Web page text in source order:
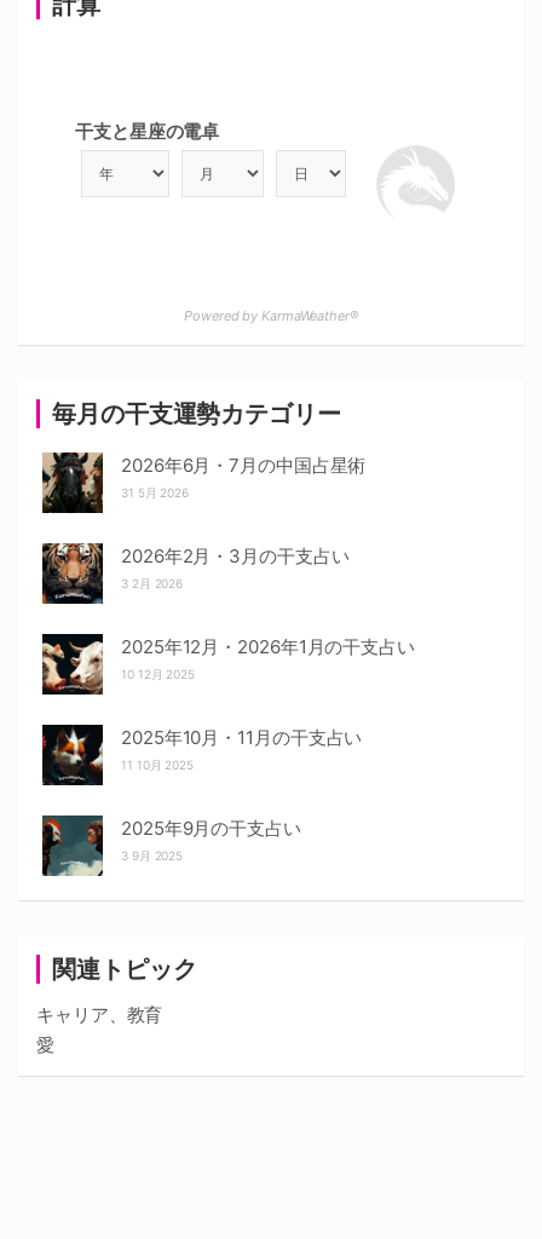
関連トピック
キャリア、教育
愛
毎月の干支運勢カテゴリー
2026年6月・7月の中国占星術
31 5月 2026
2026年2月・3月の干支占い
3 2月 2026
2025年12月・2026年1月の干支占い
10 12月 2025
2025年10月・11月の干支占い
11 10月 2025
2025年9月の干支占い
3 9月 2025
干支と星座の電卓
Powered by KarmaWeather®